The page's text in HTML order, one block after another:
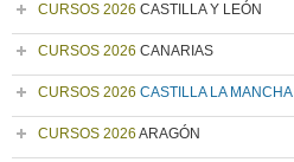
CURSOS 2026 CASTILLA Y LEÓN
CURSOS 2026 CANARIAS
CURSOS 2026 CASTILLA LA MANCHA
CURSOS 2026 ARAGÓN